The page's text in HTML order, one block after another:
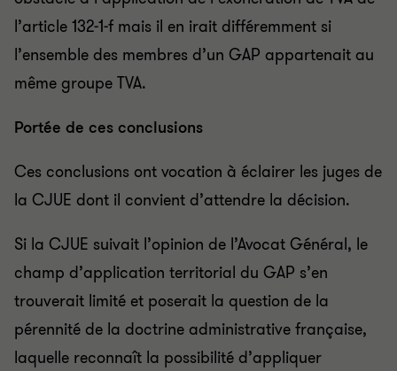
l’article 132-1-f mais il en irait différemment si
l’ensemble des membres d’un GAP appartenait au
même groupe TVA.
Portée de ces conclusions
Ces conclusions ont vocation à éclairer les juges de
la CJUE dont il convient d’attendre la décision.
Si la CJUE suivait l’opinion de l’Avocat Général, le
champ d’application territorial du GAP s’en
trouverait limité et poserait la question de la
pérennité de la doctrine administrative française,
laquelle reconnaît la possibilité d’appliquer